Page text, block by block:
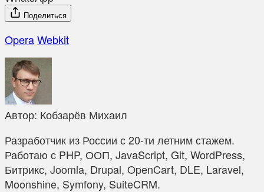
Поделиться
OperaWebkit
Автор: Кобзарёв Михаил
Разработчик из России с 20-ти летним стажем.
Работаю с PHP, ООП, JavaScript, Git, WordPress,
Битрикс, Joomla, Drupal, OpenCart, DLE, Laravel,
Moonshine, Symfony, SuiteCRM.